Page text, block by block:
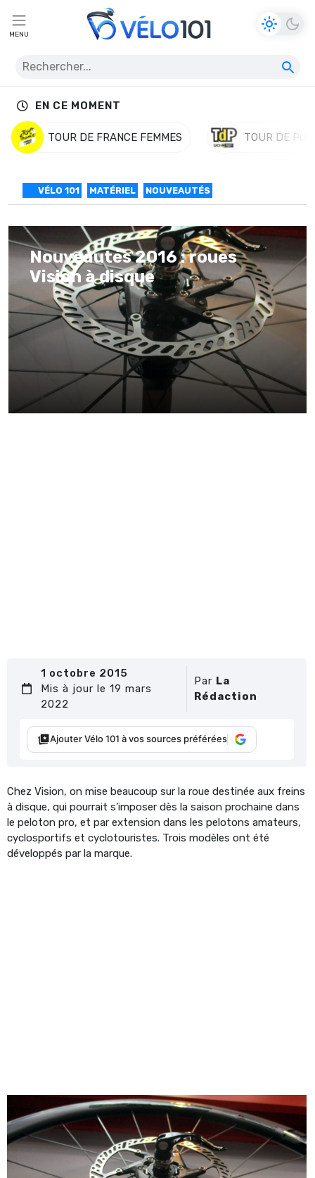
MENU
EN CE MOMENT
TOUR DE FRANCE FEMMES TOUR DE
VÉLO 101 MATÉRIEL NOUVEAUTÉS
Nouveautés 2016 : roues
Vision à disque
1 octobre 2015
Mis à jour le 19 mars
2022
Par La
Rédaction
Ajouter Vélo 101 à vos sources préférées
Chez Vision, on mise beaucoup sur la roue destinée aux freins
à disque, qui pourrait s’imposer dès la saison prochaine dans
le peloton pro, et par extension dans les pelotons amateurs,
cyclosportifs et cyclotouristes. Trois modèles ont été
développés par la marque.